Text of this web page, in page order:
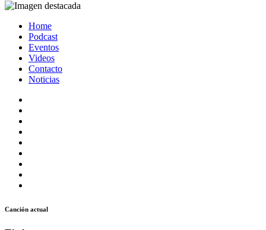
Home
Podcast
Eventos
Videos
Contacto
Noticias
Canción actual